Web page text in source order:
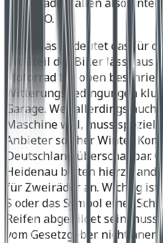
der StVO.
Doch was bedeutet das für
Großteil der Biker lässt aus
Motorrad bei oben
Witterungsbedingungen
Garage. Wer allerdings
Maschine will, muss
Anbieter solcher Winter
Deutschland überschaubar.
Heidenau bieten
für Zweiräder an. Wichtig ist
S oder das Symbol einer
Reifen abgebildet sein
vom Gesetzgeber nicht